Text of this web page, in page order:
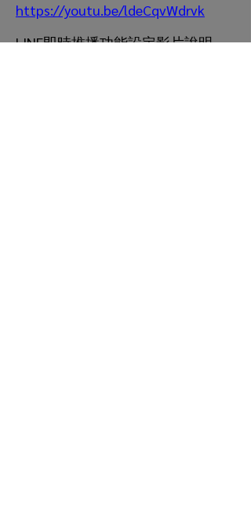
https://youtu.be/ldeCqvWdrvk
LINE即時推播功能設定影片說明